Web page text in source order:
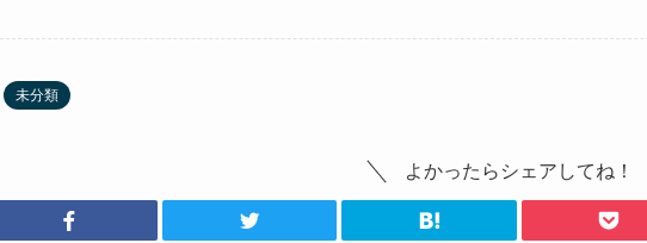
未分類
よかったらシェアしてね！